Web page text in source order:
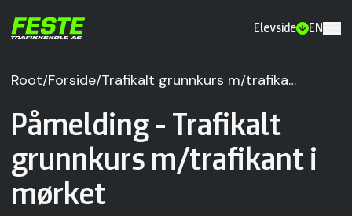
Elevside EN
Root/Forside/Trafikalt grunnkurs m/trafika…
Påmelding - Trafikalt
grunnkurs m/trafikant i
mørket